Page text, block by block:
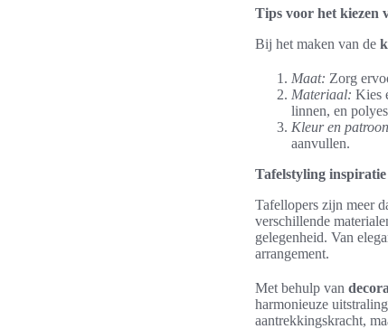
Tips voor het kiezen
Bij het maken van de
Maat: Zorg
Materiaal: Kies
linnen, en
Kleur en
aanvullen.
Tafelstyling
Tafellopers zijn meer
verschillende
gelegenheid. Van
arrangement.
Met behulp van
harmonieuze
aantrekkingskracht,